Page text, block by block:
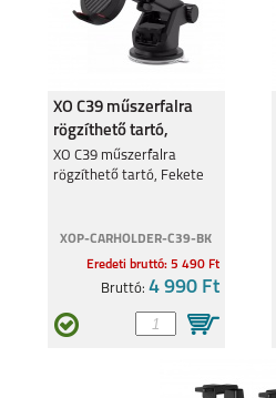
XO C39 műszerfalra
rögzíthető tartó,
Fekete
XO C39 műszerfalra
rögzíthető tartó, Fekete
XOP-CARHOLDER-C39-BK
Eredeti bruttó: 5 490 Ft
Bruttó: 4 990 Ft